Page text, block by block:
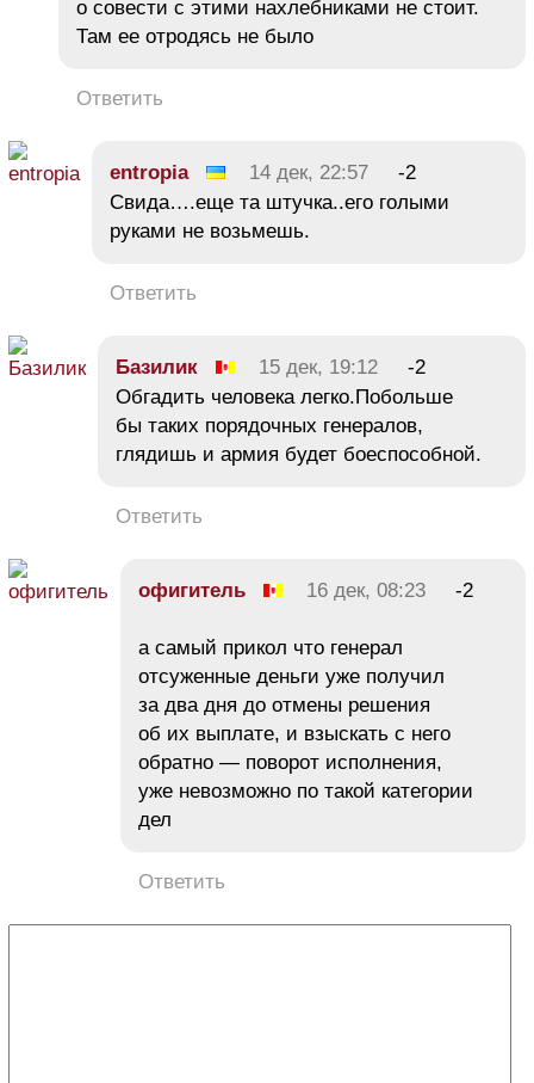
о совести с этими нахлебниками не стоит.
Там ее отродясь не было
Ответить
entropia 14 дек, 22:57
-2
Свида….еще та штучка..его голыми
руками не возьмешь.
Ответить
Базилик 15 дек, 19:12
-2
Обгадить человека легко.Побольше
бы таких порядочных генералов,
глядишь и армия будет боеспособной.
Ответить
офигитель 16 дек, 08:23 -2
а самый прикол что генерал
отсуженные деньги уже получил
за два дня до отмены решения
об их выплате, и взыскать с него
обратно — поворот исполнения,
уже невозможно по такой категории
дел
Ответить